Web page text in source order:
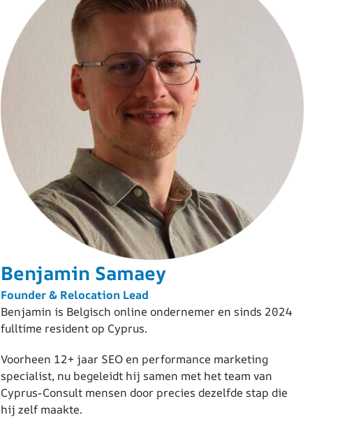
Benjamin Samaey
Founder & Relocation Lead
Benjamin is Belgisch online ondernemer en sinds 2024
fulltime resident op Cyprus.
Voorheen 12+ jaar SEO en performance marketing
specialist, nu begeleidt hij samen met het team van
Cyprus-Consult mensen door precies dezelfde stap die
hij zelf maakte.